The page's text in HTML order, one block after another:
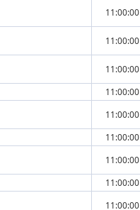
11:00:00
11:00:00
11:00:00
11:00:00
11:00:00
11:00:00
11:00:00
11:00:00
11:00:00